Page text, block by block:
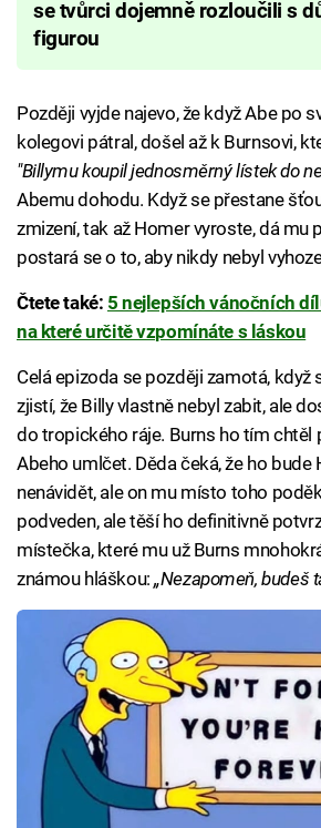
se tvůrci dojemně rozloučili s
figurou
Později vyjde najevo, že když Abe po
kolegovi pátral, došel až k Burnsovi,
"Billymu koupil jednosměrný lístek do
Abemu dohodu. Když se přestane
zmizení, tak až Homer vyroste, dá mu
postará se o to, aby nikdy nebyl
Čtete také: 5 nejlepších vánočních
na které určitě vzpomínáte s láskou
Celá epizoda se později zamotá, když
zjistí, že Billy vlastně nebyl zabit, ale
do tropického ráje. Burns ho tím chtěl
Abeho umlčet. Děda čeká, že ho bude
nenávidět, ale on mu místo toho
podveden, ale těší ho definitivně
místečka, které mu už Burns
známou hláškou:„Nezapomeň, budeš